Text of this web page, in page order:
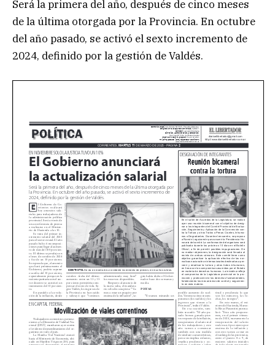
Será la primera del año, después de cinco meses
de la última otorgada por la Provincia. En octubre
del año pasado, se activó el sexto incremento de
2024, definido por la gestión de Valdés.